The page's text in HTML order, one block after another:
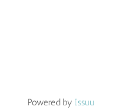
Powered by Issuu